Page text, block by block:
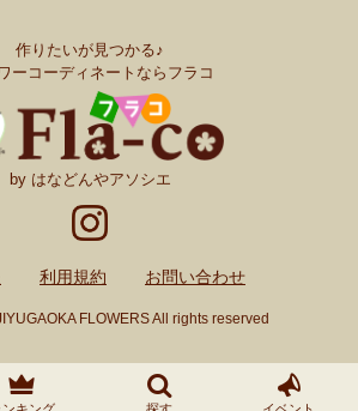
作りたいが見つかる♪
ーコーディネートならフラコ
by はなどんやアソシエ
利用規約 お問い合わせ
FLOWERS All rights reserved